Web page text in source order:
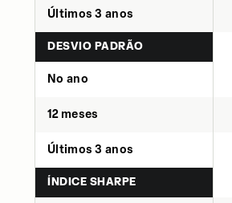
Últimos 3 anos
DESVIO PADRÃO
No ano
12 meses
Últimos 3 anos
ÍNDICE SHARPE